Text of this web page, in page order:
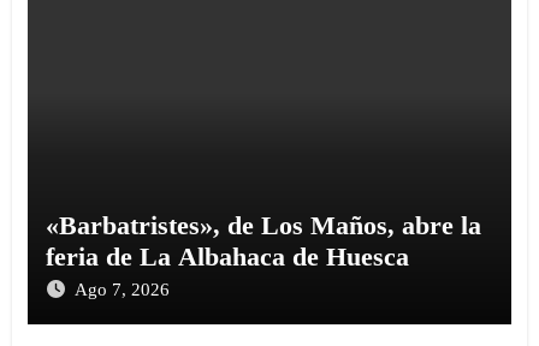
«Barbatristes», de Los Maños, abre la
feria de La Albahaca de Huesca
Ago 7, 2026